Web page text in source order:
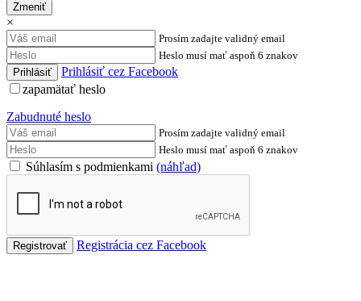
Zmeniť
×
Prosím zadajte validný email
Heslo musí mať aspoň 6 znakov
Prihlásiť cez Facebook
zapamätať heslo
Zabudnuté heslo
Prosím zadajte validný email
Heslo musí mať aspoň 6 znakov
Súhlasím s podmienkami (náhľad)
Registrácia cez Facebook